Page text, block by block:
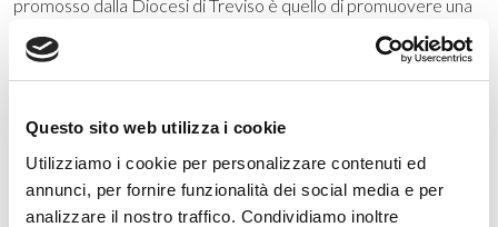
Questo sito web utilizza i cookie
Utilizziamo i cookie per personalizzare contenuti ed
annunci, per fornire funzionalità dei social media e per
analizzare il nostro traffico. Condividiamo inoltre
promosso dalla Diocesi di Treviso è quello di promuovere una
Comunità Energetica Rinnovabile che copra tutto il territorio
della Diocesi, coinvolgendo tutte le sue 263 parrocchie. Non,
quindi, una comunità per ogni parrocchia, ma una comunità di
fanno riferimento le parrocchie della Diocesi di Treviso. Chi
sceglie la CER della Diocesi sostiene l’obiettivo finale: il
sostegno a chi non riesce a pagare le bollette.